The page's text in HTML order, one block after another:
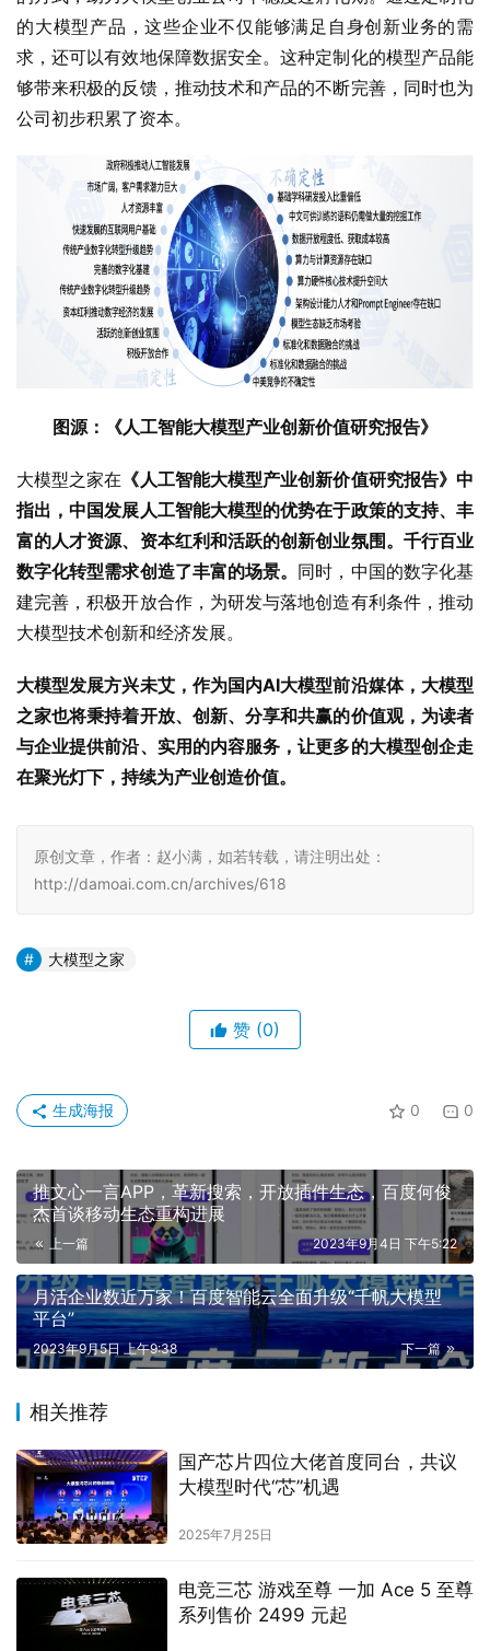
的大模型产品，这些企业不仅能够满足自身创新业务的需
求，还可以有效地保障数据安全。这种定制化的模型产品能
够带来积极的反馈，推动技术和产品的不断完善，同时也为
公司初步积累了资本。
图源：《人工智能大模型产业创新价值研究报告》
大模型之家在 《人工智能大模型产业创新价值研究报告》中
指出，中国发展人工智能大模型的优势在于政策的支持、丰
富的人才资源、资本红利和活跃的创新创业氛围。千行百业
数字化转型需求创造了丰富的场景。 同时，中国的数字化基
建完善，积极开放合作，为研发与落地创造有利条件，推动
大模型技术创新和经济发展。
大模型发展方兴未艾，作为国内AI大模型前沿媒体，大模型
之家也将秉持着开放、创新、分享和共赢的价值观，为读者
与企业提供前沿、实用的内容服务，让更多的大模型创企走
在聚光灯下，持续为产业创造价值。
原创文章，作者：赵小满，如若转载，请注明出处：
http://damoai.com.cn/archives/618
大模型之家
赞 (0)
0 0
生成海报
推文心一言APP，革新搜索，开放插件生态，百度何俊
杰首谈移动生态重构进展
上一篇 2023年9月4日 下午5:22
月活企业数近万家！百度智能云全面升级“千帆大模型
平台”
下一篇
2023年9月5日 上午9:38
相关推荐
国产芯片四位大佬首度同台，共议
大模型时代“芯”机遇
2025年7月25日
电竞三芯 游戏至尊 一加 Ace 5 至尊
系列售价 2499 元起